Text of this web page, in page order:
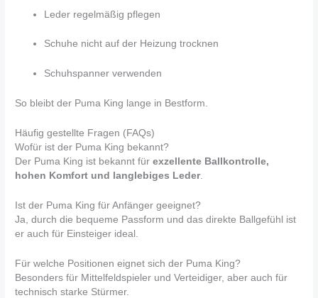
Leder regelmäßig pflegen
Schuhe nicht auf der Heizung trocknen
Schuhspanner verwenden
So bleibt der Puma King lange in Bestform.
Häufig gestellte Fragen (FAQs)
Wofür ist der Puma King bekannt?
Der Puma King ist bekannt fürexzellente Ballkontrolle,
hohen Komfort und langlebiges Leder.
Ist der Puma King für Anfänger geeignet?
Ja, durch die bequeme Passform und das direkte Ballgefühl ist
er auch für Einsteiger ideal.
Für welche Positionen eignet sich der Puma King?
Besonders für Mittelfeldspieler und Verteidiger, aber auch für
technisch starke Stürmer.